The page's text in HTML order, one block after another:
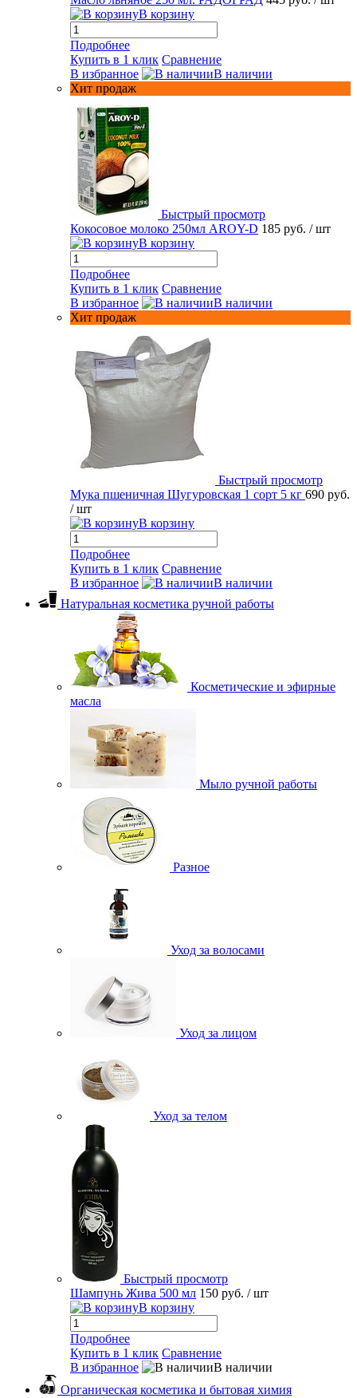
В корзину
Подробнее
Купить в 1 клик Сравнение
В избранное
В наличии
Хит продаж
Быстрый просмотр
Кокосовое молоко 250мл AROY-D 185 руб. / шт
В корзину
Подробнее
Купить в 1 клик Сравнение
В избранное
В наличии
Хит продаж
Быстрый просмотр
Мука пшеничная Шугуровская 1 сорт 5 кг 690 руб.
/ шт
В корзину
Подробнее
Купить в 1 клик Сравнение
В избранное
В наличии
Натуральная косметика ручной работы
Косметические и эфирные
масла
Мыло ручной работы
Разное
Уход за волосами
Уход за лицом
Уход за телом
Быстрый просмотр
Шампунь Жива 500 мл 150 руб. / шт
В корзину
Подробнее
Купить в 1 клик Сравнение
В избранное
В наличии
Органическая косметика и бытовая химия